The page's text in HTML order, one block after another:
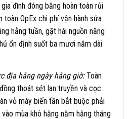
đình đóng băng hoàn toàn rủi
toàn OpEx chi phí vận hành sửa
hằng tuần, gặt hái nguồn năng
ổn định suốt ba mươi năm dài
địa hằng ngày hằng giờ:Toàn
thoát sét lan truyền và cọc
vỏ máy biến tần bắt buộc phải
mùa khô hằng năm hằng tháng